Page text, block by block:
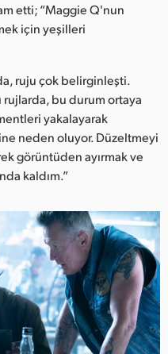
etti; “Maggie Q'nun
için yeşilleri
ruju çok belirginleşti.
rujlarda, bu durum ortaya
yakalayarak
neden oluyor. Düzeltmeyi
görüntüden ayırmak ve
kaldım.”